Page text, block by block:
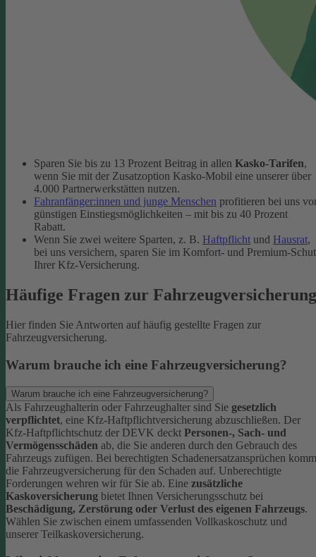
Sparen Sie bis zu 13 Prozent Beitrag in allen Kasko-Tarifen,
wenn Sie mit der Zusatzoption Kasko-Mobil eine unserer über
4.000 Partnerwerkstätten nutzen.
Fahranfänger:innen und junge Menschen profitieren bei uns
günstigen Einstiegsmöglichkeiten – mit bis zu 40 Prozent
Rabatt.
Wenn Sie zwei weitere Sparten, z. B. Haftpflicht und Hausrat,
bei uns versichern, sparen Sie im Komfort- und Premium-
Ihrer Kfz-Versicherung.
Häufige Fragen zur Fahrzeugversicherung
Hier finden Sie Antworten auf häufig gestellte Fragen zur
Fahrzeugversicherung.
Warum brauche ich eine Fahrzeugversicherung?
Warum brauche ich eine Fahrzeugversicherung?
Als Fahrzeughalterin oder Fahrzeughalter sind Sie gesetzlich
verpflichtet, eine Kfz-Haftpflichtversicherung abzuschließen. Der
Kfz-Haftpflichtschutz der DEVK deckt Personen-, Sach- und
Vermögensschäden ab, die Sie anderen durch den Gebrauch des
Fahrzeugs zufügen. Bei berechtigten Schadenersatzansprüchen
die Fahrzeugversicherung für den Schaden auf. Unberechtigte
Forderungen wehren wir für Sie ab. Eine zusätzliche
Kaskoversicherung bietet Ihnen Versicherungsschutz bei
Beschädigung, Zerstörung oder Verlust des eigenen Fahrzeugs.
Wählen Sie zwischen einem umfassenden Vollkaskoschutz und
unserer Teilkaskoversicherung.